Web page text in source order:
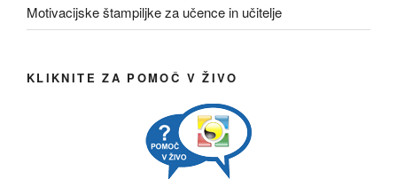
Motivacijske štampiljke za učence in učitelje
KLIKNITE ZA POMOČ V ŽIVO